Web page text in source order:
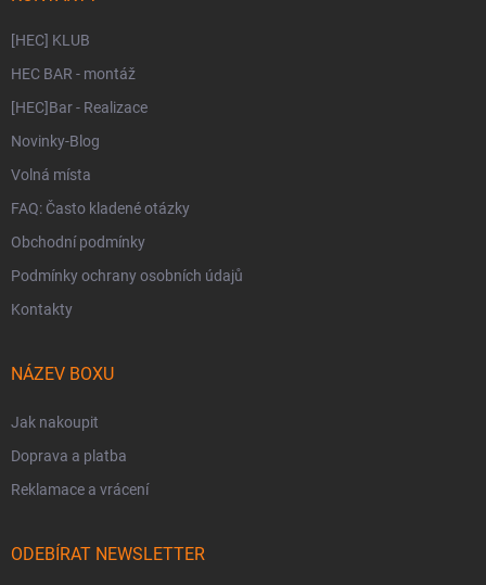
[HEC] KLUB
HEC BAR - montáž
[HEC]Bar - Realizace
Novinky-Blog
Volná místa
FAQ: Často kladené otázky
Obchodní podmínky
Podmínky ochrany osobních údajů
Kontakty
NÁZEV BOXU
Jak nakoupit
Doprava a platba
Reklamace a vrácení
ODEBÍRAT NEWSLETTER